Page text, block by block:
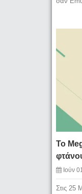
Το
Ιούν
Στις 25